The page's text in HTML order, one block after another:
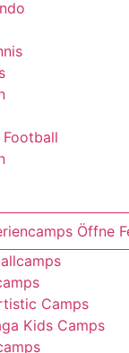
Öffne
Camps
Kids Camps